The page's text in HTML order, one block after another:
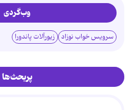
وب‌گردی
سرویس خواب نوزاد زیورآلات پاندورا
پربحث‌ها